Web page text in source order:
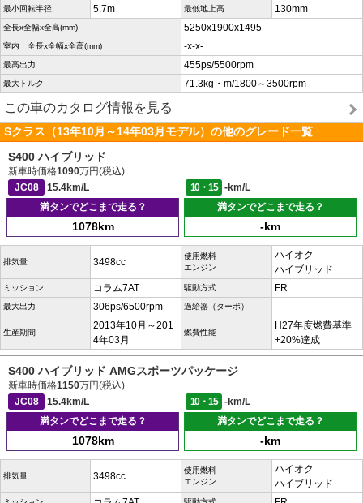
最小回転半径 5.7m 最低地上高 130mm
全長x全幅x全高(mm) 5250x1900x1495
室内 全長x全幅x全高(mm) -x-x-
最高出力 455ps/5500rpm
最大トルク 71.3kg・m/1800～3500rpm
この車のカタログ情報を見る
Sクラス（13年10月～14年03月モデル）の他のグレード一覧
S400 ハイブリッド
新車時価格1090万円(税込)
JC08
15.4km/L 10・15
-km/L
満タンでどこまで走る？
1078km
満タンでどこまで走る？
-km
排気量 3498cc
使用燃料
エンジン
ハイオク
ハイブリッド
ミッション コラム7AT 駆動方式 FR
最大出力 306ps/6500rpm 過給器（ターボ） -
生産期間
2013年10月～201
4年03月
燃費性能
H27年度燃費基準
+20%達成
S400 ハイブリッド AMGスポーツパッケージ
新車時価格1150万円(税込)
JC08
15.4km/L 10・15
-km/L
満タンでどこまで走る？
1078km
満タンでどこまで走る？
-km
排気量 3498cc
使用燃料
エンジン
ハイオク
ハイブリッド